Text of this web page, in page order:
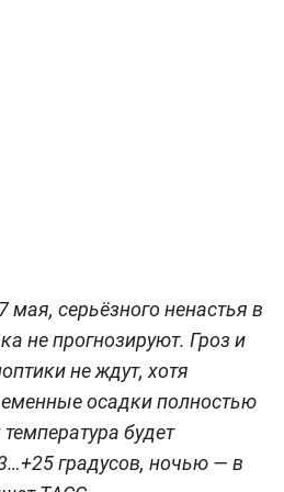
серьёзного ненастья в
не прогнозируют. Гроз и
не ждут, хотя
осадки полностью
будет
градусов, ночью — в